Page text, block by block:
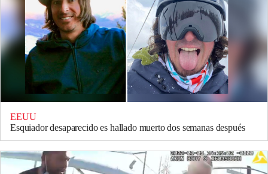
EEUU
Esquiador desaparecido es hallado muerto dos semanas después